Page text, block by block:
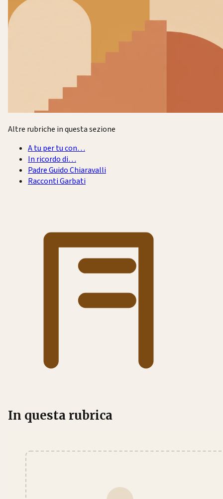
Altre rubriche in questa sezione
A tu per tu con…
In ricordo di…
Padre Guido Chiaravalli
Racconti Garbati
In questa rubrica